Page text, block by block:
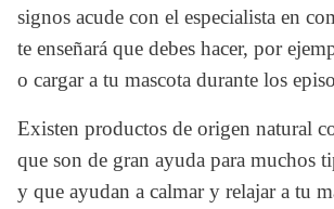
signos acude con el especialista en
te enseñará que debes hacer, por
o cargar a tu mascota durante los
Existen productos de origen natural
que son de gran ayuda para muchos
y que ayudan a calmar y relajar a tu